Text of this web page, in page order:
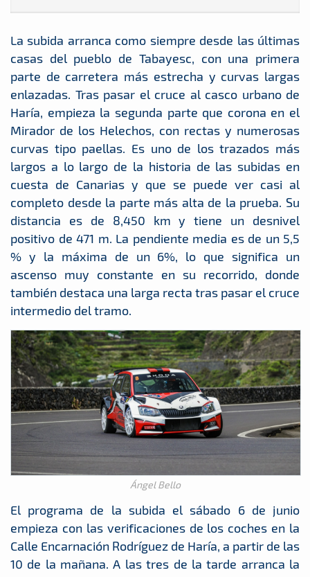
La subida arranca como siempre desde las últimas
casas del pueblo de Tabayesc, con una primera
parte de carretera más estrecha y curvas largas
enlazadas. Tras pasar el cruce al casco urbano de
Haría, empieza la segunda parte que corona en el
Mirador de los Helechos, con rectas y numerosas
curvas tipo paellas. Es uno de los trazados más
largos a lo largo de la historia de las subidas en
cuesta de Canarias y que se puede ver casi al
completo desde la parte más alta de la prueba. Su
distancia es de 8,450 km y tiene un desnivel
positivo de 471 m. La pendiente media es de un 5,5
% y la máxima de un 6%, lo que significa un
ascenso muy constante en su recorrido, donde
también destaca una larga recta tras pasar el cruce
intermedio del tramo.
Ángel Bello
El programa de la subida el sábado 6 de junio
empieza con las verificaciones de los coches en la
Calle Encarnación Rodríguez de Haría, a partir de las
10 de la mañana. A las tres de la tarde arranca la